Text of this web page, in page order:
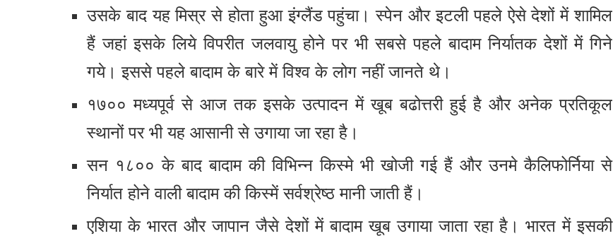
उसके बाद यह मिस्र से होता हुआ इंग्लैंड पहुंचा। स्पेन और इटली पहले ऐसे देशों में शामिल
हैं जहां इसके लिये विपरीत जलवायु होने पर भी सबसे पहले बादाम निर्यातक देशों में गिने
गये। इससे पहले बादाम के बारे में विश्व के लोग नहीं जानते थे।
१७०० मध्यपूर्व से आज तक इसके उत्पादन में खूब बढोत्तरी हुई है और अनेक प्रतिकूल
स्थानों पर भी यह आसानी से उगाया जा रहा है।
सन १८०० के बाद बादाम की विभिन्न किस्मे भी खोजी गई हैं और उनमे कैलिफोर्निया से
निर्यात होने वाली बादाम की किस्में सर्वश्रेष्ठ मानी जाती हैं।
एशिया के भारत और जापान जैसे देशों में बादाम खूब उगाया जाता रहा है। भारत में इसकी